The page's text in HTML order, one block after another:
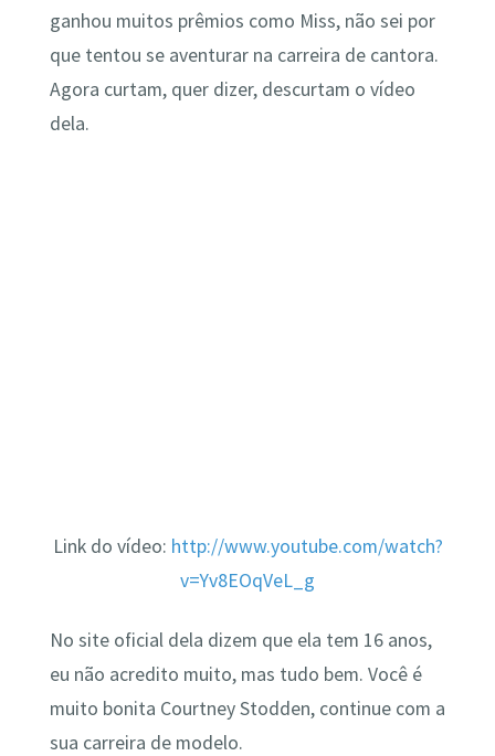
ganhou muitos prêmios como Miss, não sei por
que tentou se aventurar na carreira de cantora.
Agora curtam, quer dizer, descurtam o vídeo
dela.
Link do vídeo: http://www.youtube.com/watch?
v=Yv8EOqVeL_g
No site oficial dela dizem que ela tem 16 anos,
eu não acredito muito, mas tudo bem. Você é
muito bonita Courtney Stodden, continue com a
sua carreira de modelo.